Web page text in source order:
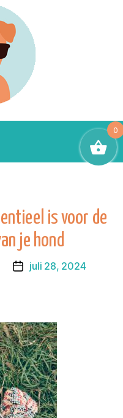
is voor de
je hond
Berichtdatum
juli 28, 2024
0